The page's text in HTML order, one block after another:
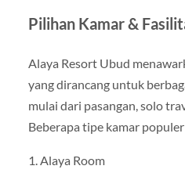
Pilihan Kamar &
Alaya Resort Ubud
yang dirancang untuk
mulai dari pasangan, solo
Beberapa tipe kamar
1. Alaya Room